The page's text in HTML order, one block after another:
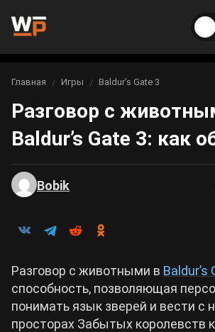
Новости
Новости Genshin Impact
Новости Zenless Zone Zero
Игры
Genshin Impact
Honkai: Star Rail
Neverness to Everness
Gothic 1 Remake
Arknights: Endfield
Билды
Билды Genshin Impact
Билды Neverness to Everness
Интересное
Фильмы и сериалы
Вы здесь:
Главная Игры Baldur’s Gate 3
Разговор с
Baldur’s Gate 3: как
Bobik
Разговор с животными в Baldur’s
способность, позволяющая
понимать язык зверей и вести с
просторах Забытых королевств